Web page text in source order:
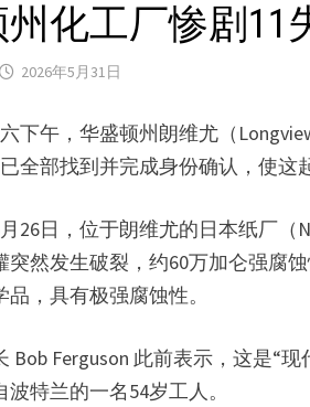
化工厂惨剧11
2026年5月31日
下午，华盛顿州朗维尤（
全部找到并完成身份确认，使这
26日，位于朗维尤的日本纸厂（
突然发生破裂，约60万加仑强腐
，具有极强腐蚀性。
Bob Ferguson 此前表示，这是“
特兰的一名54岁工人。